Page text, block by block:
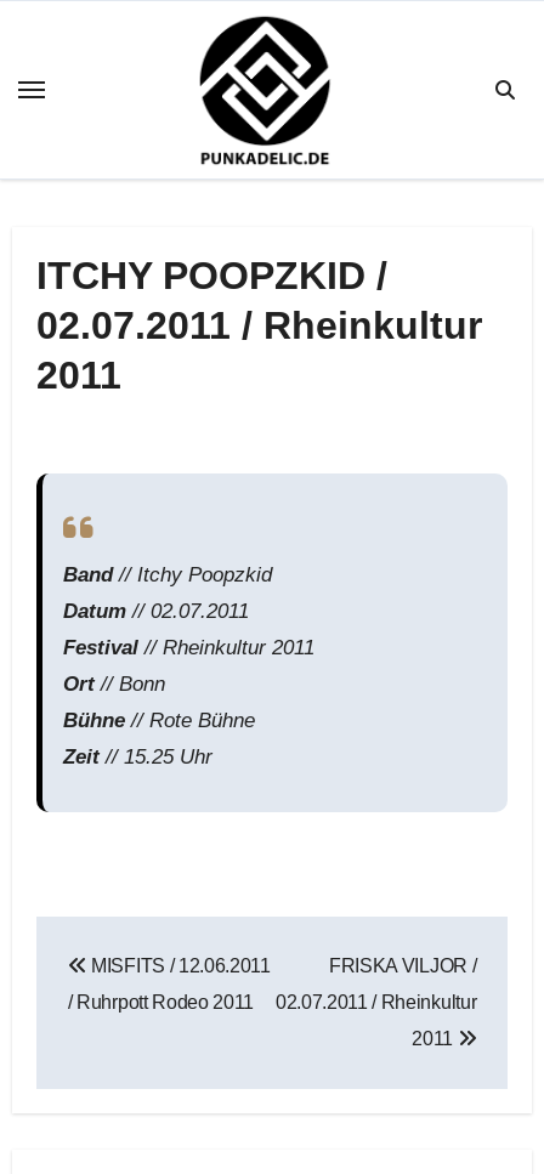
springen
ITCHY POOPZKID /
02.07.2011 / Rheinkultur
2011
Band// Itchy Poopzkid
Datum// 02.07.2011
Festival// Rheinkultur 2011
Ort// Bonn
Bühne// Rote Bühne
Zeit// 15.25 Uhr
MISFITS / 12.06.2011
/ Ruhrpott Rodeo 2011
FRISKA VILJOR /
02.07.2011 / Rheinkultur
2011